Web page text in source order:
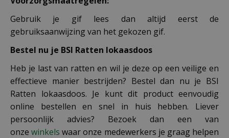
Gebruik je gif lees dan altijd eerst de
gebruiksaanwijzing van het gekozen gif.
Bestel nu je BSI Ratten lokaasdoos
Heb je last van ratten en wil je deze op een veilige en
effectieve manier bestrijden? Bestel dan nu je BSI
Ratten lokaasdoos. Je kunt dit product eenvoudig
online bestellen en snel in huis hebben. Liever
persoonlijk advies? Bezoek dan een van
onzewinkels waar onze medewerkers je graag helpen